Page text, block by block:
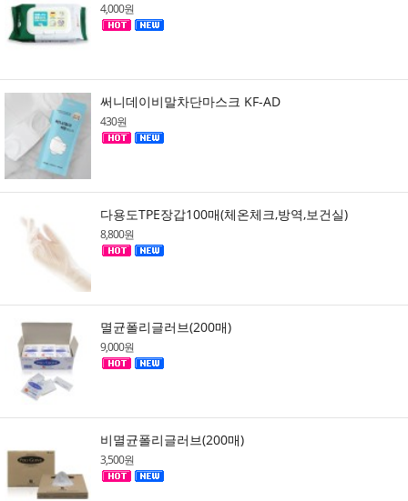
4,000원
써니데이비말차단마스크 KF-AD
430원
다용도TPE장갑100매(체온체크,방역,보건실)
8,800원
멸균폴리글러브(200매)
9,000원
비멸균폴리글러브(200매)
3,500원